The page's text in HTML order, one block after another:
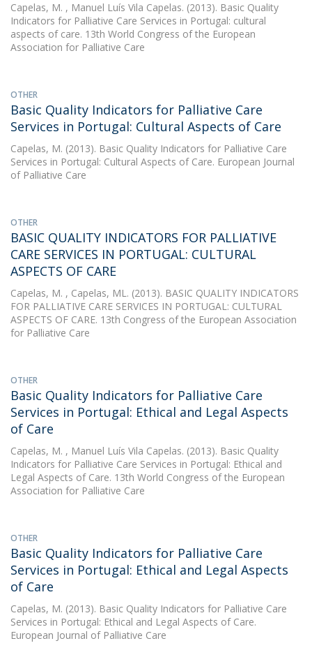
Capelas, M. , Manuel Luís Vila Capelas. (2013). Basic Quality
Indicators for Palliative Care Services in Portugal: cultural
aspects of care. 13th World Congress of the European
Association for Palliative Care
OTHER
Basic Quality Indicators for Palliative Care
Services in Portugal: Cultural Aspects of Care
Capelas, M. (2013). Basic Quality Indicators for Palliative Care
Services in Portugal: Cultural Aspects of Care. European Journal
of Palliative Care
OTHER
BASIC QUALITY INDICATORS FOR PALLIATIVE
CARE SERVICES IN PORTUGAL: CULTURAL
ASPECTS OF CARE
Capelas, M. , Capelas, ML. (2013). BASIC QUALITY INDICATORS
FOR PALLIATIVE CARE SERVICES IN PORTUGAL: CULTURAL
ASPECTS OF CARE. 13th Congress of the European Association
for Palliative Care
OTHER
Basic Quality Indicators for Palliative Care
Services in Portugal: Ethical and Legal Aspects
of Care
Capelas, M. , Manuel Luís Vila Capelas. (2013). Basic Quality
Indicators for Palliative Care Services in Portugal: Ethical and
Legal Aspects of Care. 13th World Congress of the European
Association for Palliative Care
OTHER
Basic Quality Indicators for Palliative Care
Services in Portugal: Ethical and Legal Aspects
of Care
Capelas, M. (2013). Basic Quality Indicators for Palliative Care
Services in Portugal: Ethical and Legal Aspects of Care.
European Journal of Palliative Care